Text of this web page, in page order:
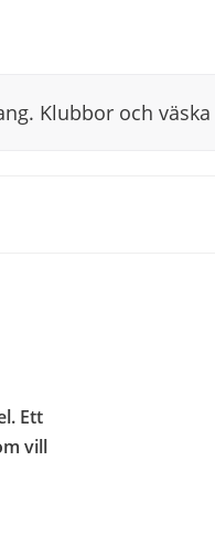
Klubbor och
Ett
vill